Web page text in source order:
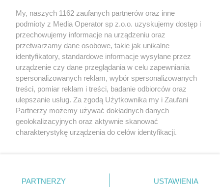
Wydawca mediówlokalnych
Nie zapomnij
zapoznać się z:
polityką prywatności regulamin korzystania z portali
Twojemiasto
Piekary Śląskie
Chorzów
Tarnowskie Góry
Gliwice
Skontakuj sięz nami
Kontakt
Wydawca
Redakcja
My, naszych 1162 zaufanych partnerów oraz inne
podmioty z Media Operator sp z.o.o. uzyskujemy dostęp i
przechowujemy informacje na urządzeniu oraz
przetwarzamy dane osobowe, takie jak unikalne
identyfikatory, standardowe informacje wysyłane przez
urządzenie czy dane przeglądania w celu zapewniania
spersonalizowanych reklam, wybór spersonalizowanych
treści, pomiar reklam i treści, badanie odbiorców oraz
ulepszanie usług. Za zgodą Użytkownika my i Zaufani
Partnerzy możemy używać dokładnych danych
geolokalizacyjnych oraz aktywnie skanować
charakterystykę urządzenia do celów identyfikacji.
zmienić/wycofać klikając przycisk ustawień prywatności
PARTNERZY USTAWIENIA